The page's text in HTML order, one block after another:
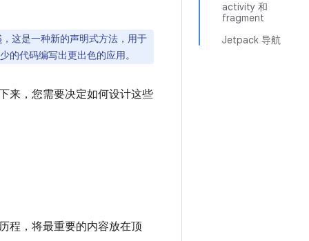
activity 和
fragment
Jetpack 导航
，这是一种新的声明式方法，用于
代码编写出更出色的应用。
来，您需要决定如何设计这些
程，将最重要的内容放在顶